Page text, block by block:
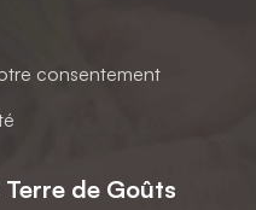
consentement
de Goûts